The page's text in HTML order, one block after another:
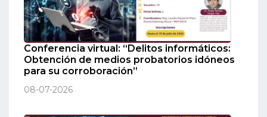
Conferencia virtual: “Delitos informáticos:
Obtención de medios probatorios idóneos
para su corroboración”
08-07-2026